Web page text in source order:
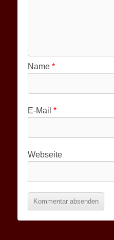
Name *
E-Mail *
Webseite